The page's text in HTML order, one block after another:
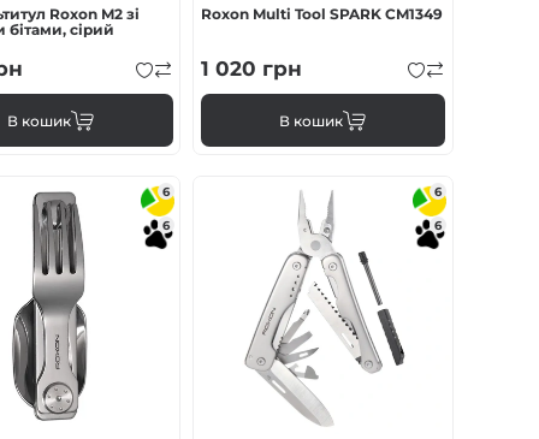
Roxon M2 зі
бітами, сірий
В кошик
Roxon Multi Tool SPARK CM1349
1 020 грн
В кошик
6
6
6
6